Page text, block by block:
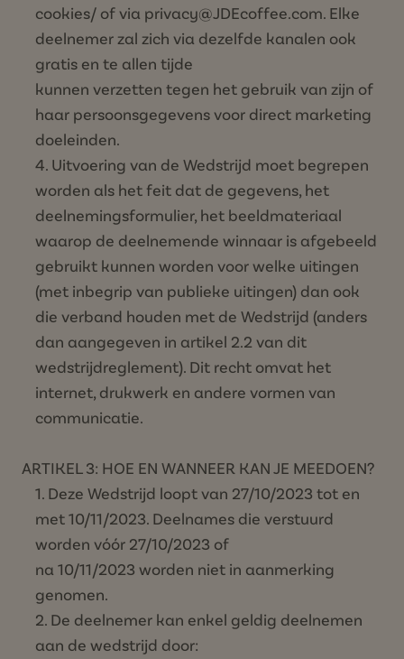
cookies/ of via privacy@JDEcoffee.com. Elke
deelnemer zal zich via dezelfde kanalen ook
gratis en te allen tijde
kunnen verzetten tegen het gebruik van zijn of
haar persoonsgegevens voor direct marketing
doeleinden.
Uitvoering van de Wedstrijd moet begrepen
worden als het feit dat de gegevens, het
deelnemingsformulier, het beeldmateriaal
waarop de deelnemende winnaar is afgebeeld
gebruikt kunnen worden voor welke uitingen
(met inbegrip van publieke uitingen) dan ook
die verband houden met de Wedstrijd (anders
dan aangegeven in artikel 2.2 van dit
wedstrijdreglement). Dit recht omvat het
internet, drukwerk en andere vormen van
communicatie.
ARTIKEL 3: HOE EN WANNEER KAN JE MEEDOEN?
Deze Wedstrijd loopt van 27/10/2023 tot en
met 10/11/2023. Deelnames die verstuurd
worden vóór 27/10/2023 of
na 10/11/2023 worden niet in aanmerking
genomen.
De deelnemer kan enkel geldig deelnemen
aan de wedstrijd door: